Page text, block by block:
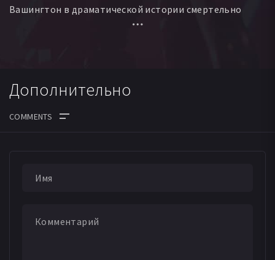
Вашингтон в драматической истории смертельно
больного, но не отчаявшегося человека. Человека,
Дополнительно